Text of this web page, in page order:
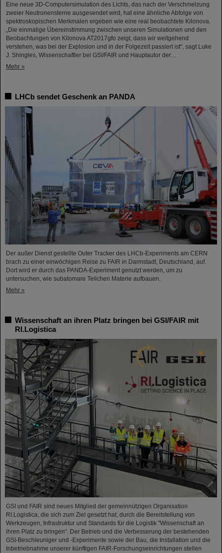
Eine neue 3D-Computersimulation des Lichts, das nach der Verschmelzung
zweier Neutronensterne ausgesendet wird, hat eine ähnliche Abfolge von
spektroskopischen Merkmalen ergeben wie eine real beobachtete Kilonova.
„Die einmalige Übereinstimmung zwischen unseren Simulationen und den
Beobachtungen von Kilonova AT2017gfo zeigt, dass wir weitgehend
verstehen, was bei der Explosion und in der Folgezeit passiert ist“, sagt Luke
J. Shingles, Wissenschaftler bei GSI/FAIR und Hauptautor der…
Mehr »
LHCb sendet Geschenk an PANDA
Der außer Dienst gestellte Outer Tracker des LHCb-Experiments am CERN
brach zu einer einwöchigen Reise zu FAIR in Darmstadt, Deutschland, auf.
Dort wird er durch das PANDA-Experiment genutzt werden, um zu
untersuchen, wie subatomare Teilchen Materie aufbauen.
Mehr »
Wissenschaft an ihren Platz bringen bei GSI/FAIR mit
RI.Logistica
GSI und FAIR sind neues Mitglied der gemeinnützigen Organisation
RI.Logistica, die sich zum Ziel gesetzt hat, durch die Bereitstellung von
Werkzeugen, Infrastruktur und Standards für die Logistik "Wissenschaft an
ihren Platz zu bringen“. Der Betrieb und die Verbesserung der bestehenden
GSI-Beschleuniger und -Experimente sowie der Bau, die Installation und die
Inbetriebnahme unserer künftigen FAIR-Forschungseinrichtungen stellen